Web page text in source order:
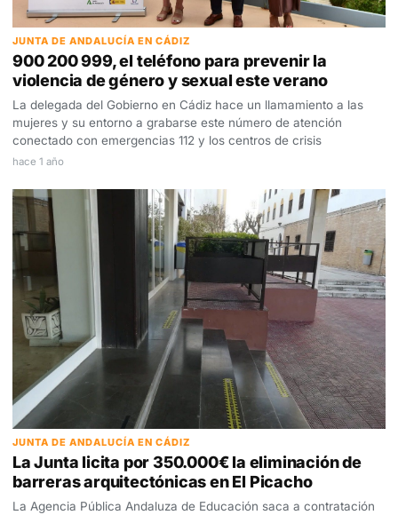
JUNTA DE ANDALUCÍA EN CÁDIZ
900 200 999, el teléfono para prevenir la
violencia de género y sexual este verano
La delegada del Gobierno en Cádiz hace un llamamiento a las
mujeres y su entorno a grabarse este número de atención
conectado con emergencias 112 y los centros de crisis
hace 1 año
JUNTA DE ANDALUCÍA EN CÁDIZ
La Junta licita por 350.000€ la eliminación de
barreras arquitectónicas en El Picacho
La Agencia Pública Andaluza de Educación saca a contratación